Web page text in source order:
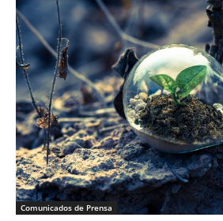
Comunicados de Prensa